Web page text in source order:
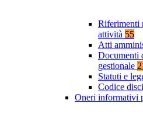
Riferimenti
attività 55
Atti
Documenti
gestionale
Statuti e
Codice
Oneri informativi